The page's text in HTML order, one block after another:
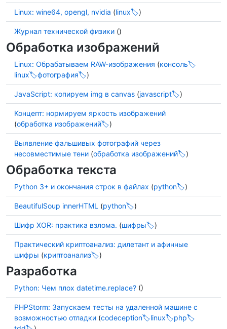
Linux: wine64, opengl, nvidia (linux )
Журнал технической физики ()
Обработка изображений
Linux: Обрабатываем RAW-изображения (консоль
linux
фотография )
JavaScript: копируем img в canvas (javascript )
Концепт: нормируем яркость изображений
(обработка изображений )
Выявление фальшивых фотографий через
несовместимые тени (обработка изображений )
Обработка текста
Python 3+ и окончания строк в файлах (python )
BeautifulSoup innerHTML (python )
Шифр XOR: практика взлома. (шифры )
Практический криптоанализ: дилетант и афинные
шифры (криптоанализ )
Разработка
Python: Чем плох datetime.replace? ()
PHPStorm: Запускаем тесты на удаленной машине с
возможностью отладки (codeception linux
php